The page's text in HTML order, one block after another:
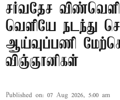
சர்வதேச விண்வெளி
வெளியே நடந்து
ஆய்வுப்பணி
விஞ்ஞானிகள்
Published on: 07 Aug 2026, 5:00 am